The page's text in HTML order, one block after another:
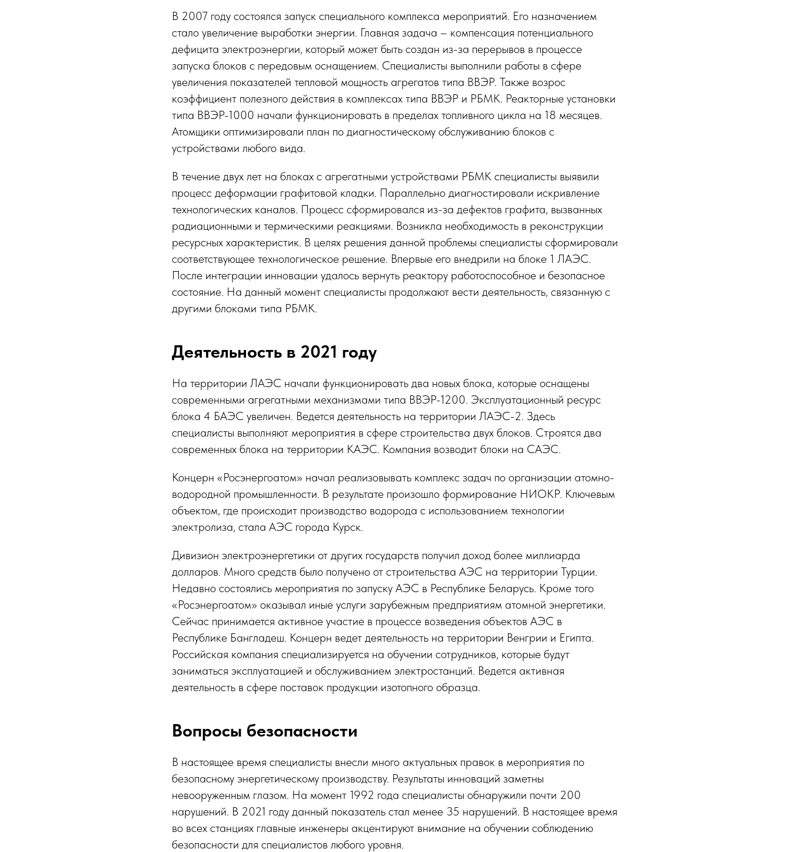
В 2007 году состоялся запуск специального комплекса мероприятий. Его назначением
стало увеличение выработки энергии. Главная задача – компенсация потенциального
дефицита электроэнергии, который может быть создан из-за перерывов в процессе
запуска блоков с передовым оснащением. Специалисты выполнили работы в сфере
увеличения показателей тепловой мощность агрегатов типа ВВЭР. Также возрос
коэффициент полезного действия в комплексах типа ВВЭР и РБМК. Реакторные установки
типа ВВЭР-1000 начали функционировать в пределах топливного цикла на 18 месяцев.
Атомщики оптимизировали план по диагностическому обслуживанию блоков с
устройствами любого вида.
В течение двух лет на блоках с агрегатными устройствами РБМК специалисты выявили
процесс деформации графитовой кладки. Параллельно диагностировали искривление
технологических каналов. Процесс сформировался из-за дефектов графита, вызванных
радиационными и термическими реакциями. Возникла необходимость в реконструкции
ресурсных характеристик. В целях решения данной проблемы специалисты сформировали
соответствующее технологическое решение. Впервые его внедрили на блоке 1 ЛАЭС.
После интеграции инновации удалось вернуть реактору работоспособное и безопасное
состояние. На данный момент специалисты продолжают вести деятельность, связанную с
другими блоками типа РБМК.
Деятельность в 2021 году
На территории ЛАЭС начали функционировать два новых блока, которые оснащены
современными агрегатными механизмами типа ВВЭР-1200. Эксплуатационный ресурс
блока 4 БАЭС увеличен. Ведется деятельность на территории ЛАЭС-2. Здесь
специалисты выполняют мероприятия в сфере строительства двух блоков. Строятся два
современных блока на территории КАЭС. Компания возводит блоки на САЭС.
Концерн «Росэнергоатом» начал реализовывать комплекс задач по организации атомно-
водородной промышленности. В результате произошло формирование НИОКР. Ключевым
объектом, где происходит производство водорода с использованием технологии
электролиза, стала АЭС города Курск.
Дивизион электроэнергетики от других государств получил доход более миллиарда
долларов. Много средств было получено от строительства АЭС на территории Турции.
Недавно состоялись мероприятия по запуску АЭС в Республике Беларусь. Кроме того
«Росэнергоатом» оказывал иные услуги зарубежным предприятиям атомной энергетики.
Сейчас принимается активное участие в процессе возведения объектов АЭС в
Республике Бангладеш. Концерн ведет деятельность на территории Венгрии и Египта.
Российская компания специализируется на обучении сотрудников, которые будут
заниматься эксплуатацией и обслуживанием электростанций. Ведется активная
деятельность в сфере поставок продукции изотопного образца.
Вопросы безопасности
В настоящее время специалисты внесли много актуальных правок в мероприятия по
безопасному энергетическому производству. Результаты инноваций заметны
невооруженным глазом. На момент 1992 года специалисты обнаружили почти 200
нарушений. В 2021 году данный показатель стал менее 35 нарушений. В настоящее время
во всех станциях главные инженеры акцентируют внимание на обучении соблюдению
безопасности для специалистов любого уровня.